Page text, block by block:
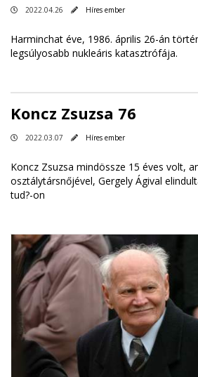
2022.04.26 Híres ember
Harminchat éve, 1986. április 26-án
legsúlyosabb nukleáris katasztrófája.
Koncz Zsuzsa 76
2022.03.07 Híres ember
Koncz Zsuzsa mindössze 15 éves volt,
osztálytársnőjével, Gergely Ágival
tud?-on